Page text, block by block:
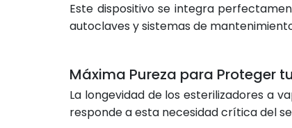
Este dispositivo se integra
autoclaves y sistemas de
Máxima Pureza para Proteger
La longevidad de los esterilizadores a
responde a esta necesidad crítica del